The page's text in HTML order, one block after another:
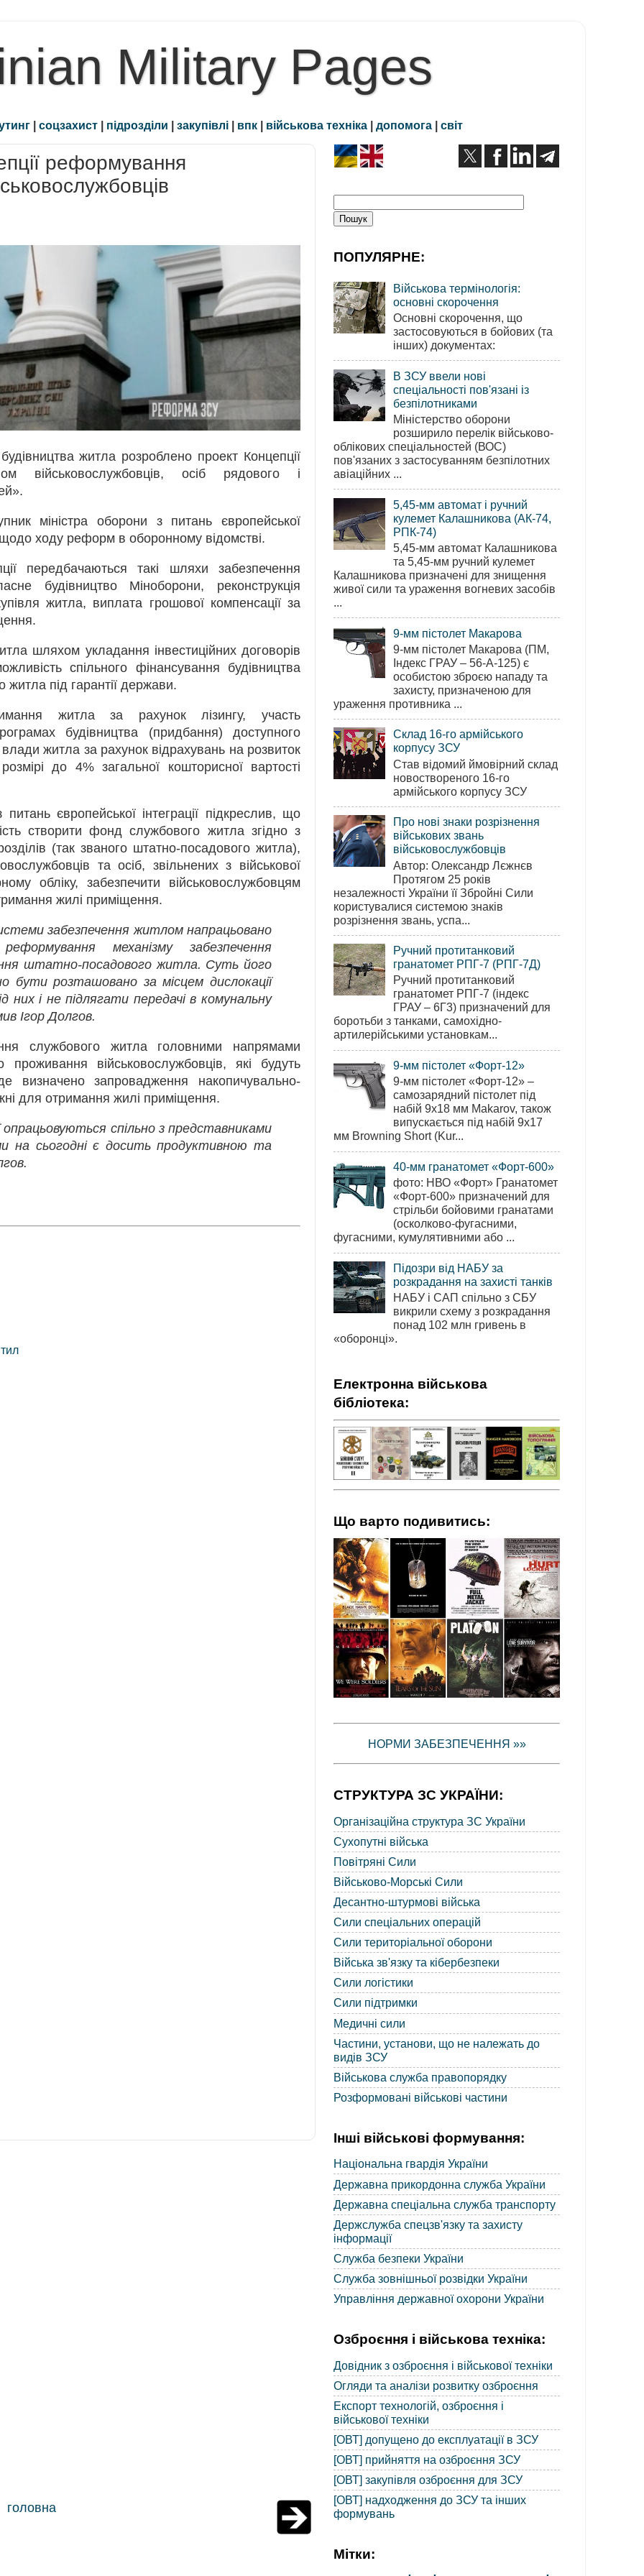
Military Pages
| соцзахист | підрозділи | закупівлі | впк | військова техніка | допомога | світ
реформування
житла розроблено проект Концепції
військовослужбовців, осіб рядового і
міністра оборони з питань європейської
щодо ходу реформ в оборонному відомстві.
передбачаються такі шляхи забезпечення
будівництво Міноборони, реконструкція
житла, виплата грошової компенсації за
шляхом укладання інвестиційних договорів
спільного фінансування будівництва
житла під гарантії держави.
житла за рахунок лізингу, участь
будівництва (придбання) доступного
житла за рахунок відрахувань на розвиток
до 4% загальної кошторисної вартості
європейської інтеграції підкреслив, що
створити фонд службового житла згідно з
(так званого штатно-посадового житла),
та осіб, звільнених з військової
обліку, забезпечити військовослужбовцям
жилі приміщення.
забезпечення житлом напрацьовано
механізму забезпечення
штатно-посадового житла. Суть його
розташовано за місцем дислокації
них і не підлягати передачі в комунальну
Ігор Долгов.
службового житла головними напрямами
військовослужбовців, які будуть
визначено запровадження накопичувально-
для отримання жилі приміщення.
спільно з представниками
на сьогодні є досить продуктивною та
тил
головна
ПОПУЛЯРНЕ:
Військова термінологія:
основні скорочення
Основні скорочення, що
застосовуються в бойових (та
інших) документах:
В ЗСУ ввели нові
спеціальності пов'язані із
безпілотниками
Міністерство оборони
розширило перелік військово-
облікових спеціальностей (ВОС)
пов'язаних з застосуванням безпілотних
авіаційних ...
5,45-мм автомат і ручний
кулемет Калашникова (АК-74,
РПК-74)
5,45-мм автомат Калашникова
та 5,45-мм ручний кулемет
Калашникова призначені для знищення
живої сили та ураження вогневих засобів
...
9-мм пістолет Макарова
9-мм пістолет Макарова (ПМ,
Індекс ГРАУ – 56-А-125) є
особистою зброєю нападу та
захисту, призначеною для
ураження противника ...
Склад 16-го армійського
корпусу ЗСУ
Став відомий ймовірний склад
новоствореного 16-го
армійського корпусу ЗСУ
Про нові знаки розрізнення
військових звань
військовослужбовців
Автор: Олександр Лєжнєв
Протягом 25 років
незалежності України її Збройні Сили
користувалися системою знаків
розрізнення звань, успа...
Ручний протитанковий
гранатомет РПГ-7 (РПГ-7Д)
Ручний протитанковий
гранатомет РПГ-7 (індекс
ГРАУ – 6Г3) призначений для
боротьби з танками, самохідно-
артилерійськими установкам...
9-мм пістолет «Форт-12»
9-мм пістолет «Форт-12» –
самозарядний пістолет під
набій 9х18 мм Makarov, також
випускається під набій 9х17
мм Browning Short (Kur...
40-мм гранатомет «Форт-600»
фото: НВО «Форт» Гранатомет
«Форт-600» призначений для
стрільби бойовими гранатами
(осколково-фугасними,
фугасними, кумулятивними або ...
Підозри від НАБУ за
розкрадання на захисті танків
НАБУ і САП спільно з СБУ
викрили схему з розкрадання
понад 102 млн гривень в
«оборонці».
Електронна військова
бібліотека:
Що варто подивитись:
НОРМИ ЗАБЕЗПЕЧЕННЯ »»
СТРУКТУРА ЗС УКРАЇНИ:
Організаційна структура ЗС України
Сухопутні війська
Повітряні Сили
Військово-Морські Сили
Десантно-штурмові війська
Сили спеціальних операцій
Сили територіальної оборони
Війська зв'язку та кібербезпеки
Сили логістики
Сили підтримки
Медичні сили
Частини, установи, що не належать до
видів ЗСУ
Військова служба правопорядку
Розформовані військові частини
Інші військові формування:
Національна гвардія України
Державна прикордонна служба України
Державна спеціальна служба транспорту
Держслужба спецзв'язку та захисту
інформації
Служба безпеки України
Служба зовнішньої розвідки України
Управління державної охорони України
Озброєння і військова техніка:
Довідник з озброєння і військової техніки
Огляди та аналізи розвитку озброєння
Експорт технологій, озброєння і
військової техніки
[ОВТ] допущено до експлуатації в ЗСУ
[ОВТ] прийняття на озброєння ЗСУ
[ОВТ] закупівля озброєння для ЗСУ
[ОВТ] надходження до ЗСУ та інших
формувань
Мітки: